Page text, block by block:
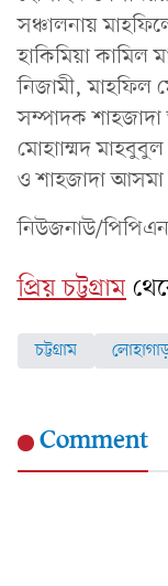
সঞ্চালনায়
হাকিমিয়া কামিল
নিজামী, মাহফিল
সম্পাদক
মোহাাম্মদ
ও শাহজাদা আসমা
নিউজনাউ/
প্রিয় চট্টগ্রাম
চট্টগ্রাম
Comment